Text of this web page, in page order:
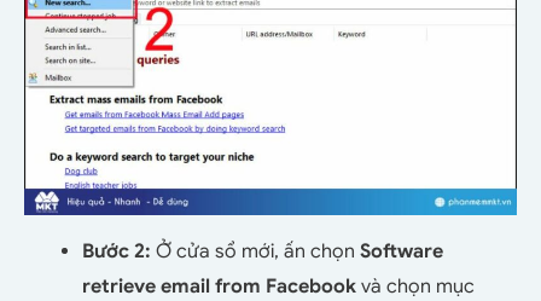
Bước 2: Ở cửa sổ mới, ấn chọn Software
retrieve email from Facebook và chọn mục